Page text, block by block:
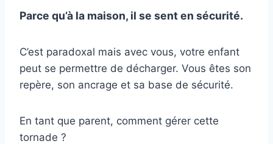
Parce qu’à la maison, il se sent en sécurité.
C’est paradoxal mais avec vous, votre enfant
peut se permettre de décharger. Vous êtes son
repère, son ancrage et sa base de sécurité.
En tant que parent, comment gérer cette
tornade ?